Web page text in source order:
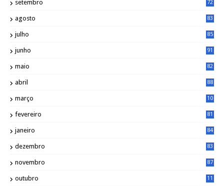
setembro 72
agosto 83
julho 85
junho 91
maio 82
abril 88
março
10
fevereiro 81
janeiro 84
dezembro 83
novembro 87
outubro
11